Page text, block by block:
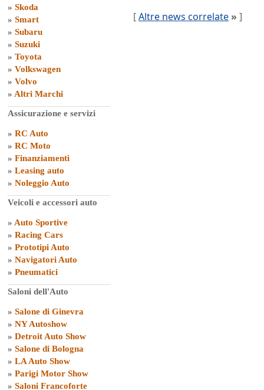
» Skoda
» Smart
» Subaru
» Suzuki
» Toyota
» Volkswagen
» Volvo
» Altri Marchi
Assicurazione e servizi
» RC Auto
» RC Moto
» Finanziamenti
» Leasing auto
» Noleggio Auto
Veicoli e accessori auto
» Auto Sportive
» Racing Cars
» Prototipi Auto
» Navigatori Auto
» Pneumatici
Saloni dell'Auto
» Salone di Ginevra
» NY Autoshow
» Detroit Auto Show
» Salone di Bologna
» LA Auto Show
» Parigi Motor Show
» Saloni Francoforte
[Altre news correlate » ]